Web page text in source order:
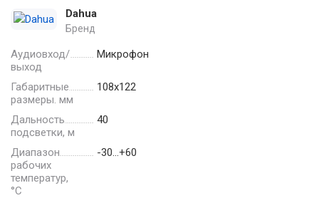
Dahua
Бренд
Аудиовход/
выход
Микрофон
Габаритные
размеры. мм
108х122
Дальность
подсветки, м
40
Диапазон
рабочих
температур,
°С
-30…+60